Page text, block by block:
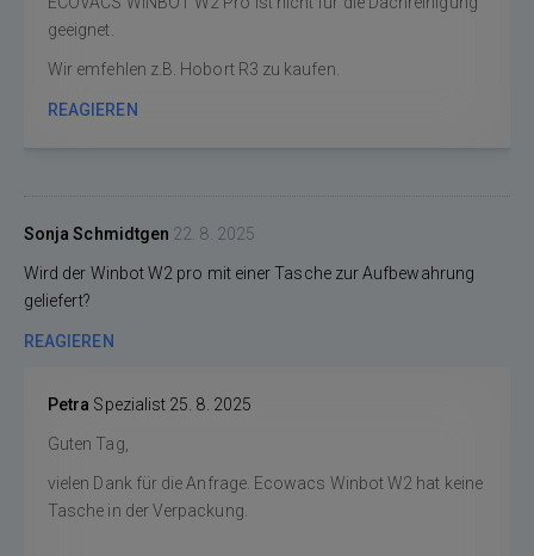
geeignet.
Wir emfehlen z.B. Hobort R3 zu kaufen.
REAGIEREN
Sonja Schmidtgen 22. 8. 2025
Wird der Winbot W2 pro mit einer Tasche zur Aufbewahrung
geliefert?
REAGIEREN
Petra Spezialist 25. 8. 2025
Guten Tag,
vielen Dank für die Anfrage. Ecowacs Winbot W2 hat keine
Tasche in der Verpackung.